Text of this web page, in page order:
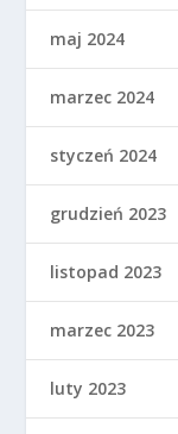
maj 2024
marzec 2024
styczeń 2024
grudzień 2023
listopad 2023
marzec 2023
luty 2023